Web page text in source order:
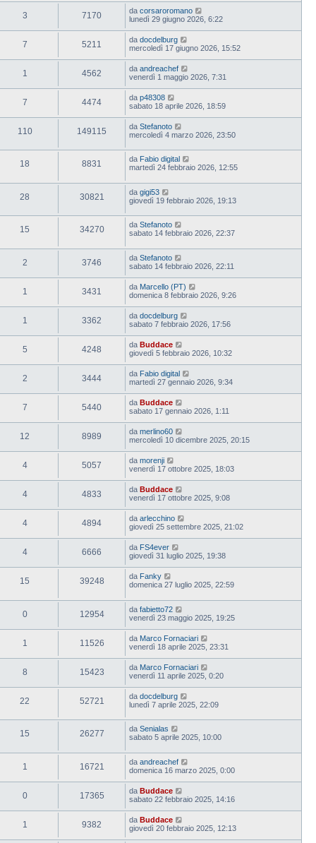
3 7170 da corsaroromano
lunedì 29 giugno 2026, 6:22
7 5211 da docdelburg
mercoledì 17 giugno 2026, 15:52
1 4562 da andreachef
venerdì 1 maggio 2026, 7:31
7 4474 da p48308
sabato 18 aprile 2026, 18:59
110 149115 da Stefanoto
mercoledì 4 marzo 2026, 23:50
18 8831 da Fabio digital
martedì 24 febbraio 2026, 12:55
28 30821 da gigi53
giovedì 19 febbraio 2026, 19:13
15 34270 da Stefanoto
sabato 14 febbraio 2026, 22:37
2 3746 da Stefanoto
sabato 14 febbraio 2026, 22:11
1 3431 da Marcello (PT)
domenica 8 febbraio 2026, 9:26
1 3362 da docdelburg
sabato 7 febbraio 2026, 17:56
5 4248 da Buddace
giovedì 5 febbraio 2026, 10:32
2 3444 da Fabio digital
martedì 27 gennaio 2026, 9:34
7 5440 da Buddace
sabato 17 gennaio 2026, 1:11
12 8989 da merlino60
mercoledì 10 dicembre 2025, 20:15
4 5057 da morenji
venerdì 17 ottobre 2025, 18:03
4 4833 da Buddace
venerdì 17 ottobre 2025, 9:08
4 4894 da arlecchino
giovedì 25 settembre 2025, 21:02
4 6666 da FS4ever
giovedì 31 luglio 2025, 19:38
15 39248 da Fanky
domenica 27 luglio 2025, 22:59
0 12954 da fabietto72
venerdì 23 maggio 2025, 19:25
1 11526 da Marco Fornaciari
venerdì 18 aprile 2025, 23:31
8 15423 da Marco Fornaciari
venerdì 11 aprile 2025, 0:20
22 52721 da docdelburg
lunedì 7 aprile 2025, 22:09
15 26277 da Senialas
sabato 5 aprile 2025, 10:00
1 16721 da andreachef
domenica 16 marzo 2025, 0:00
0 17365 da Buddace
sabato 22 febbraio 2025, 14:16
1 9382 da Buddace
giovedì 20 febbraio 2025, 12:13